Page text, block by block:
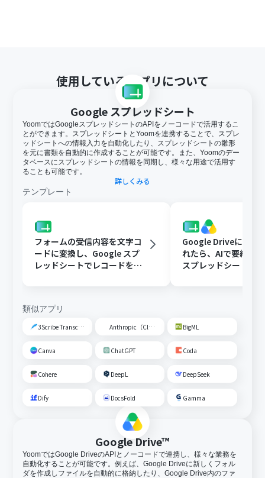
使用しているアプリについて
Google スプレッドシート
YoomではGoogleスプレッドシートのAPIをノーコードで活用するこ
とができます。スプレッドシートとYoomを連携することで、スプレ
ッドシートへの情報入力を自動化したり、スプレッドシートの雛形
を元に書類を自動的に作成することが可能です。また、Yoomのデー
タベースにスプレッドシートの情報を同期し、様々な用途で活用す
ることも可能です。
詳しくみる
テンプレート
フォームの受信内容を文字コ
ードに変換し、Google スプ
レッドシートでレコードを追
Google Driveに文書
れたら、AIで要約し
スプレッドシートの
類似アプリ
3Scribe Transcription Anthropic（Claude） BigML
Canva ChatGPT Coda
Cohere DeepL DeepSeek
Dify DocsFold Gamma
Google Drive™
YoomではGoogle DriveのAPIとノーコードで連携し、様々な業務を
自動化することが可能です。例えば、Google Driveに新しくフォル
ダを作成しファイルを自動的に格納したり、Google Drive内のファ